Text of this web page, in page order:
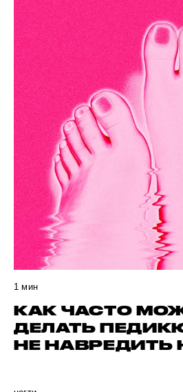
1 мин
КАК ЧАСТО
ДЕЛАТЬ
НЕ НАВРЕДИТЬ